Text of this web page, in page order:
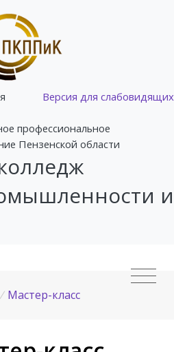
Версия для слабовидящих
профессиональное
Пензенской области
и
/ Мастер-класс